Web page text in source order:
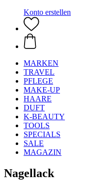
Konto erstellen
MARKEN
TRAVEL
PFLEGE
MAKE-UP
HAARE
DUFT
K-BEAUTY
TOOLS
SPECIALS
SALE
MAGAZIN
Nagellack